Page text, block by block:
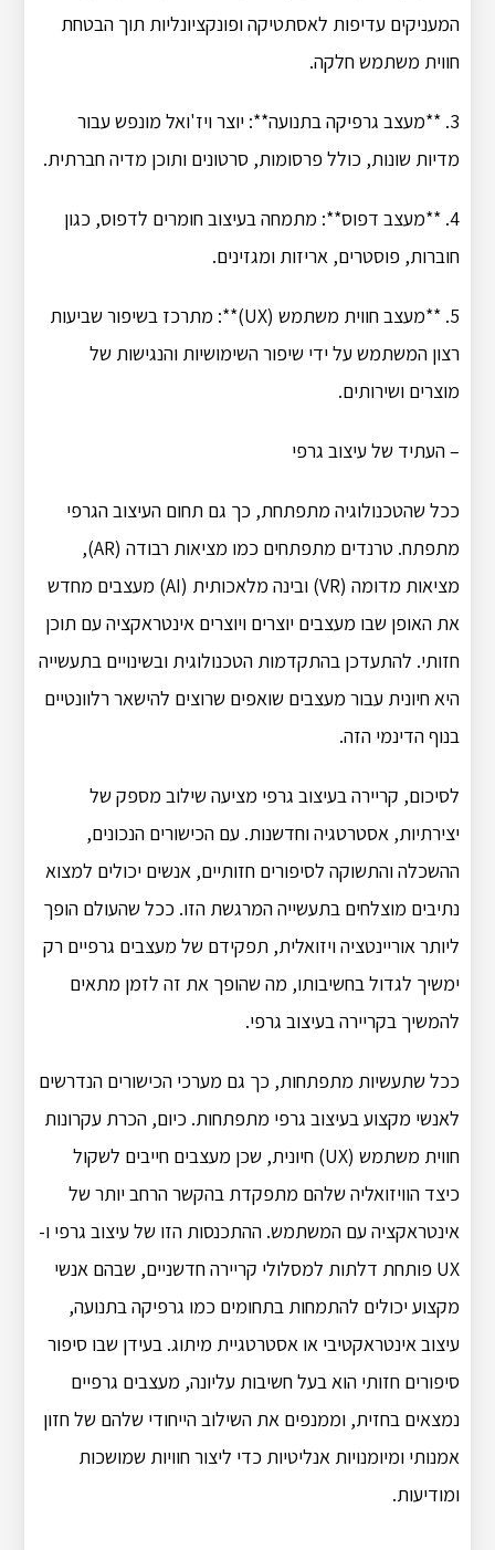
המעניקים עדיפות לאסתטיקה ופונקציונליות תוך הבטחת
חווית משתמש חלקה.
3. **מעצב גרפיקה בתנועה**: יוצר ויז'ואל מונפש עבור
מדיות שונות, כולל פרסומות, סרטונים ותוכן מדיה חברתית.
4. **מעצב דפוס**: מתמחה בעיצוב חומרים לדפוס, כגון
חוברות, פוסטרים, אריזות ומגזינים.
5. **מעצב חווית משתמש (UX)**: מתרכז בשיפור שביעות
רצון המשתמש על ידי שיפור השימושיות והנגישות של
מוצרים ושירותים.
– העתיד של עיצוב גרפי
ככל שהטכנולוגיה מתפתחת, כך גם תחום העיצוב הגרפי
מתפתח. טרנדים מתפתחים כמו מציאות רבודה (AR),
מציאות מדומה (VR) ובינה מלאכותית (AI) מעצבים מחדש
את האופן שבו מעצבים יוצרים ויוצרים אינטראקציה עם תוכן
חזותי. להתעדכן בהתקדמות הטכנולוגית ובשינויים בתעשייה
היא חיונית עבור מעצבים שואפים שרוצים להישאר רלוונטיים
בנוף הדינמי הזה.
לסיכום, קריירה בעיצוב גרפי מציעה שילוב מספק של
יצירתיות, אסטרטגיה וחדשנות. עם הכישורים הנכונים,
ההשכלה והתשוקה לסיפורים חזותיים, אנשים יכולים למצוא
נתיבים מוצלחים בתעשייה המרגשת הזו. ככל שהעולם הופך
ליותר אוריינטציה ויזואלית, תפקידם של מעצבים גרפיים רק
ימשיך לגדול בחשיבותו, מה שהופך את זה לזמן מתאים
להמשיך בקריירה בעיצוב גרפי.
ככל שתעשיות מתפתחות, כך גם מערכי הכישורים הנדרשים
לאנשי מקצוע בעיצוב גרפי מתפתחות. כיום, הכרת עקרונות
חווית משתמש (UX) חיונית, שכן מעצבים חייבים לשקול
כיצד הוויזואליה שלהם מתפקדת בהקשר הרחב יותר של
אינטראקציה עם המשתמש. ההתכנסות הזו של עיצוב גרפי ו-
UX פותחת דלתות למסלולי קריירה חדשניים, שבהם אנשי
מקצוע יכולים להתמחות בתחומים כמו גרפיקה בתנועה,
עיצוב אינטראקטיבי או אסטרטגיית מיתוג. בעידן שבו סיפור
סיפורים חזותי הוא בעל חשיבות עליונה, מעצבים גרפיים
נמצאים בחזית, וממנפים את השילוב הייחודי שלהם של חזון
אמנותי ומיומנויות אנליטיות כדי ליצור חוויות שמושכות
ומודיעות.